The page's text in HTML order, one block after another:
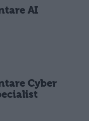
AI
Cyber